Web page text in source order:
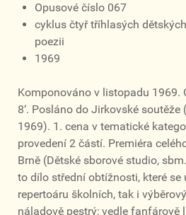
Opusové číslo 067
cyklus čtyř tříhlasých
poezii
1969
Komponováno v listopadu 1969.
8‘. Posláno do Jirkovské soutěže
1969). 1. cena v tematické
provedení 2 částí. Premiéra
Brně (Dětské sborové studio,
to dílo střední obtížnosti, které se
repertoáru školních, tak i
náladově pestrý; vedle fanfárově